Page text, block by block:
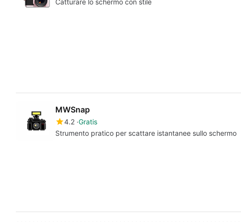
Catturare lo schermo con stile
MWSnap
4.2 Gratis
Strumento pratico per scattare istantanee sullo schermo